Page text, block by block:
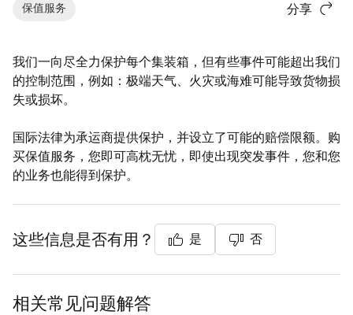
保值服务 分享
我们一向尽全力保护每个集装箱，但有些事件可能超出我们
的控制范围，例如：极端天气、火灾或海难可能导致货物损
失或损坏。
国际法律为承运商提供保护，并设立了可能的赔偿限额。购
买保值服务，您即可高枕无忧，即使出现突发事件，您和您
的业务也能得到保护。
这些信息是否有用？ 是 否
相关常见问题解答